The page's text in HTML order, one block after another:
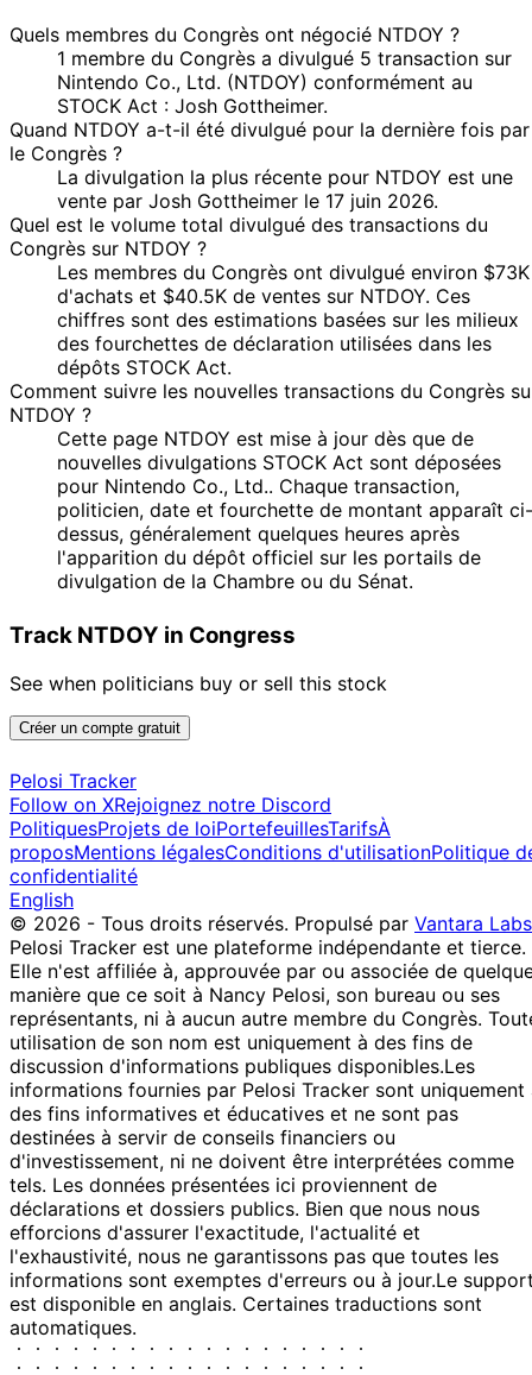
Quels membres du Congrès ont négocié NTDOY ?
1 membre du Congrès a divulgué 5 transaction sur
Nintendo Co., Ltd. (NTDOY) conformément au
STOCK Act : Josh Gottheimer.
Quand NTDOY a-t-il été divulgué pour la dernière fois par
le Congrès ?
La divulgation la plus récente pour NTDOY est une
vente par Josh Gottheimer le 17 juin 2026.
Quel est le volume total divulgué des transactions du
Congrès sur NTDOY ?
Les membres du Congrès ont divulgué environ $73K
d'achats et $40.5K de ventes sur NTDOY. Ces
chiffres sont des estimations basées sur les milieux
des fourchettes de déclaration utilisées dans les
dépôts STOCK Act.
Comment suivre les nouvelles transactions du Congrès
NTDOY ?
Cette page NTDOY est mise à jour dès que de
nouvelles divulgations STOCK Act sont déposées
pour Nintendo Co., Ltd.. Chaque transaction,
politicien, date et fourchette de montant apparaît ci-
dessus, généralement quelques heures après
l'apparition du dépôt officiel sur les portails de
divulgation de la Chambre ou du Sénat.
Track NTDOY in Congress
See when politicians buy or sell this stock
Créer un compte gratuit
Pelosi Tracker
Follow on XRejoignez notre Discord
PolitiquesProjets de loiPortefeuillesTarifsÀ
proposMentions légalesConditions d'utilisationPolitique
confidentialité
English
© 2026 - Tous droits réservés. Propulsé par Vantara Labs
Pelosi Tracker est une plateforme indépendante et tierce.
Elle n'est affiliée à, approuvée par ou associée de
manière que ce soit à Nancy Pelosi, son bureau ou ses
représentants, ni à aucun autre membre du Congrès.
utilisation de son nom est uniquement à des fins de
discussion d'informations publiques disponibles.Les
informations fournies par Pelosi Tracker sont uniquement
des fins informatives et éducatives et ne sont pas
destinées à servir de conseils financiers ou
d'investissement, ni ne doivent être interprétées comme
tels. Les données présentées ici proviennent de
déclarations et dossiers publics. Bien que nous nous
efforcions d'assurer l'exactitude, l'actualité et
l'exhaustivité, nous ne garantissons pas que toutes les
informations sont exemptes d'erreurs ou à jour.Le
est disponible en anglais. Certaines traductions sont
automatiques.